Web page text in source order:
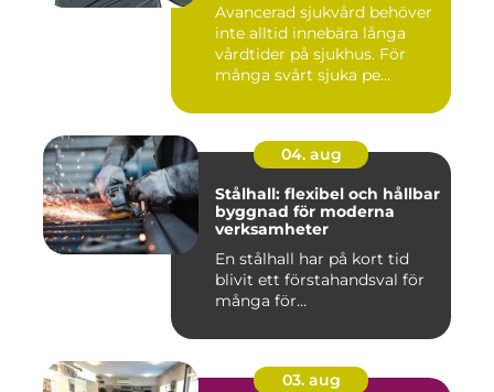
Avancerad sjukvård behöver
inte alltid innebära långa
vårdtider på sjukhus. För
många svårt sjuka pe...
04. aug
Stålhall: flexibel och hållbar
byggnad för moderna
verksamheter
En stålhall har på kort tid
blivit ett förstahandsval för
många för...
03. aug